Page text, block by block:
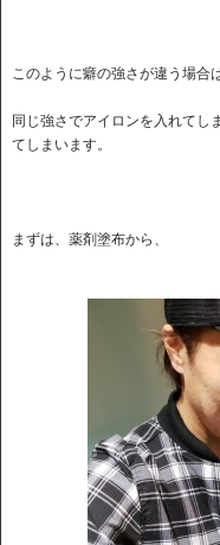
このように癖の強さが違う場合
同じ強さでアイロンを入れてし
てしまいます。
まずは、薬剤塗布から、